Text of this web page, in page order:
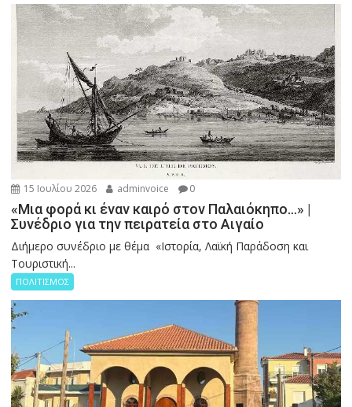
15 Ιουλίου 2026 adminvoice 0
«Μια φορά κι έναν καιρό στον Παλαιόκηπο…» |
Συνέδριο για την πειρατεία στο Αιγαίο
Διήμερο συνέδριο με θέμα «Ιστορία, Λαϊκή Παράδοση και
Τουριστική...
ΠΟΛΙΤΙΣΜΟΣ